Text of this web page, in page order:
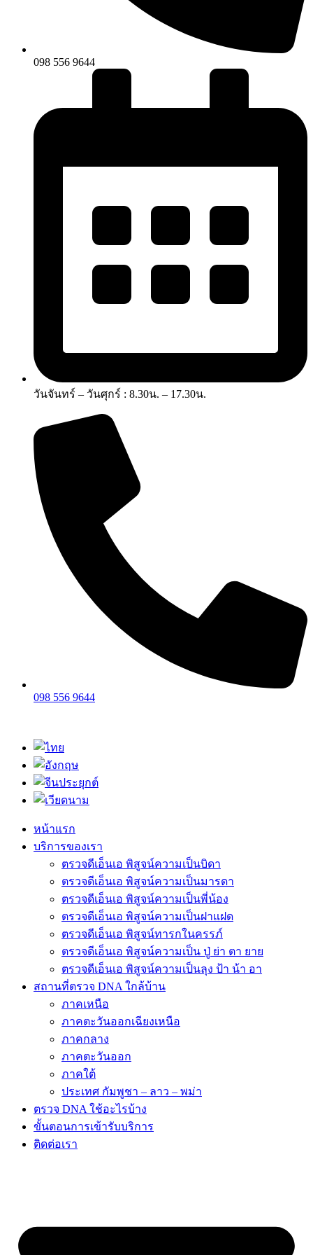
098 556 9644
วันจันทร์ – วันศุกร์ : 8.30น. – 17.30น.
098 556 9644
หน้าแรก
บริการของเรา
ตรวจดีเอ็นเอ พิสูจน์ความเป็นบิดา
ตรวจดีเอ็นเอ พิสูจน์ความเป็นมารดา
ตรวจดีเอ็นเอ พิสูจน์ความเป็นพี่น้อง
ตรวจดีเอ็นเอ พิสูจน์ความเป็นฝาแฝด
ตรวจดีเอ็นเอ พิสูจน์ทารกในครรภ์
ตรวจดีเอ็นเอ พิสูจน์ความเป็น ปู่ ย่า ตา ยาย
ตรวจดีเอ็นเอ พิสูจน์ความเป็นลุง ป้า น้า อา
สถานที่ตรวจ DNA ใกล้บ้าน
ภาคเหนือ
ภาคตะวันออกเฉียงเหนือ
ภาคกลาง
ภาคตะวันออก
ภาคใต้
ประเทศ กัมพูชา – ลาว – พม่า
ตรวจ DNA ใช้อะไรบ้าง
ขั้นตอนการเข้ารับบริการ
ติดต่อเรา